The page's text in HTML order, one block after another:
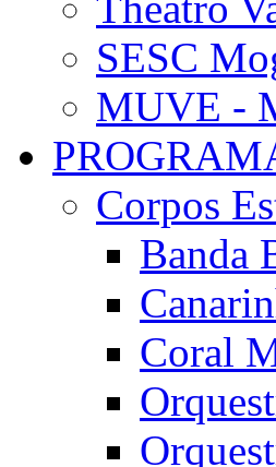
SESC
MUVE -
Corpos
Banda
Coral